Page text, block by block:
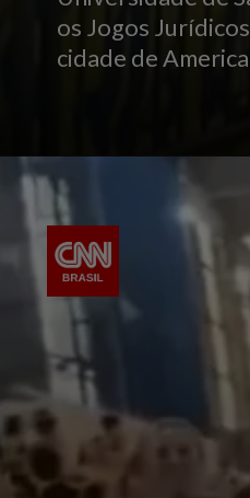
os Jogos
cidade de